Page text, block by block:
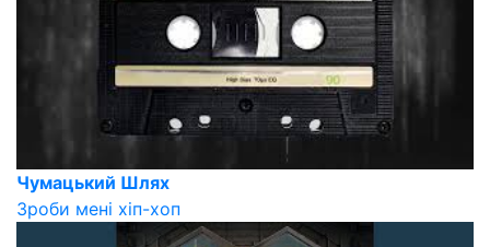
Чумацький Шлях
Зроби мені хіп-хоп